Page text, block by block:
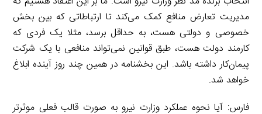
مدیریت تعارض منافع کمک می‌کند تا ارتباطاتی که بین بخش
خصوصی و دولتی هست، به حداقل برسد، مثلا یک فردی که
کارمند دولت هست، طبق قوانین نمی‌تواند منافعی با یک شرکت
پیمان‌کار داشته باشد. این بخشنامه در همین چند روز آینده ابلاغ
خواهد شد.
فارس: آیا نحوه عملکرد وزارت نیرو به صورت قالب فعلی موثرتر